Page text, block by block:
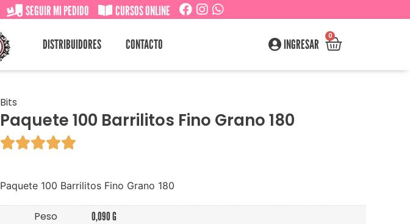
SEGUIR MI PEDIDO CURSOS ONLINE
DISTRIBUIDORES CONTACTO INGRESAR
0
Bits
Paquete 100 Barrilitos Fino Grano 180

Paquete 100 Barrilitos Fino Grano 180
Peso 0,090 G